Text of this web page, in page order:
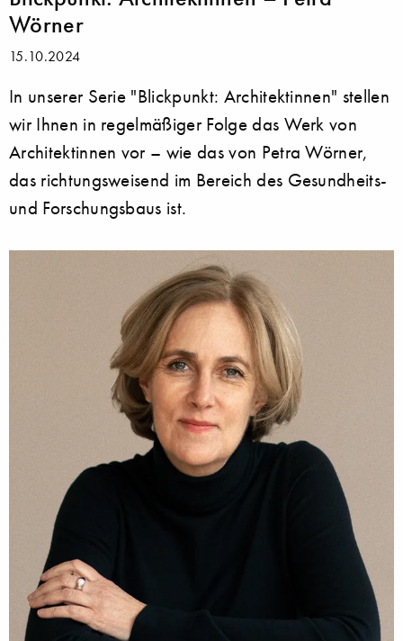
Wörner
15.10.2024
In unserer Serie "Blickpunkt: Architektinnen" stellen
wir Ihnen in regelmäßiger Folge das Werk von
Architektinnen vor – wie das von Petra Wörner,
das richtungsweisend im Bereich des Gesundheits-
und Forschungsbaus ist.